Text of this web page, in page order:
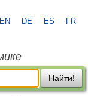
EN DE ES FR
Найти!